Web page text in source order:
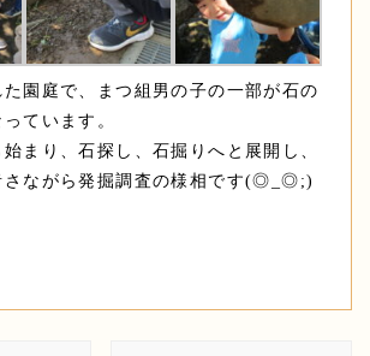
園庭で、まつ組男の子の一部が石の
ています。
まり、石探し、石掘りへと展開し、
さながら発掘調査の様相です(◎_◎;)